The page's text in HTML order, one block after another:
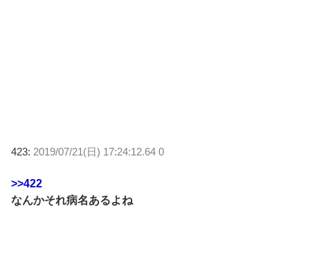
423: 2019/07/21(日) 17:24:12.64 0
>>422
なんかそれ病名あるよね